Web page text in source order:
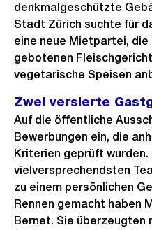
denkmalgeschützte
Stadt Zürich suchte für
eine neue Mietpartei,
gebotenen
vegetarische Speisen
Zwei versierte
Auf die öffentliche
Bewerbungen ein, die
Kriterien geprüft wurden.
vielversprechendsten
zu einem persönlichen
Rennen gemacht haben
Bernet. Sie überzeugten